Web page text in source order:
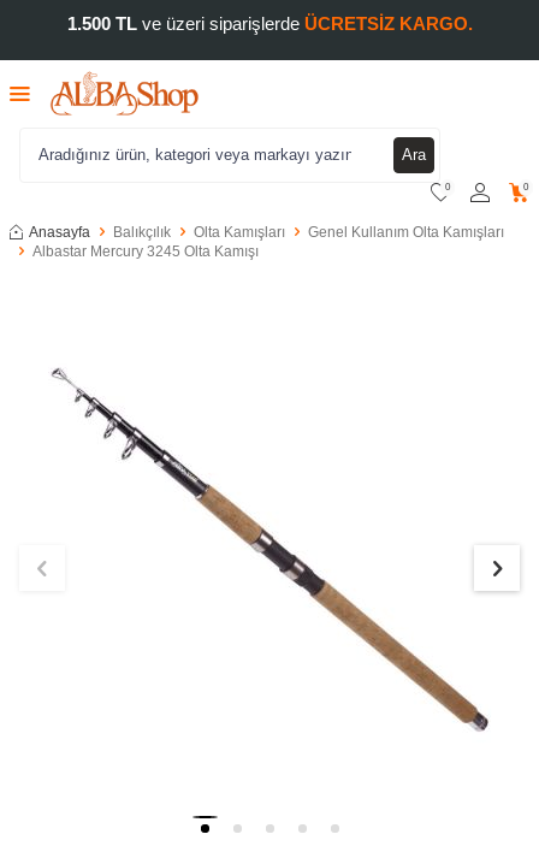
1.500 TLve üzeri siparişlerde ÜCRETSİZ KARGO.
Ara
0 0
Anasayfa Balıkçılık Olta Kamışları
Genel Kullanım Olta Kamışları
Albastar Mercury 3245 Olta Kamışı